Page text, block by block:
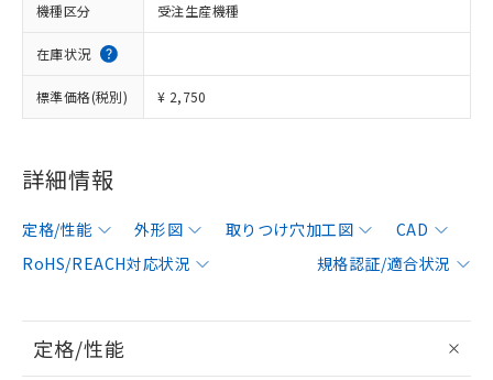
機種区分 受注生産機種
在庫状況
標準価格(税別) ¥ 2,750
詳細情報
定格/性能 外形図 取りつけ穴加工図
CAD
RoHS/REACH対応状況
規格認証/適合状況
定格/性能